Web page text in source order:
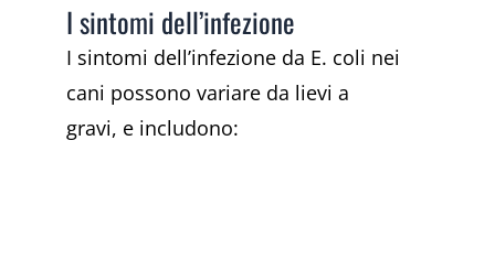
I sintomi dell’infezione
I sintomi dell’infezione da E. coli nei
cani possono variare da lievi a
gravi, e includono: